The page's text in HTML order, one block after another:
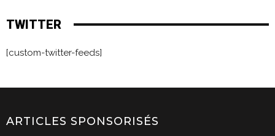
TWITTER
[custom-twitter-feeds]
ARTICLES SPONSORISÉS